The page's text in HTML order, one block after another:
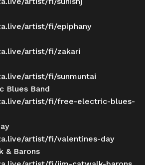
artist/fi/epiphany
artist/fi/zakari
artist/fi/sunmuntai
Blues Band
artist/fi/free-electric-blues-
artist/fi/valentines-day
& Barons